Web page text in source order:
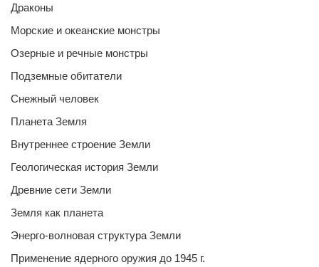
Драконы
Морские и океанские монстры
Озерные и речные монстры
Подземные обитатели
Снежный человек
Планета Земля
Внутреннее строение Земли
Геологическая история Земли
Древние сети Земли
Земля как планета
Энерго-волновая структура Земли
Применение ядерного оружия до 1945 г.